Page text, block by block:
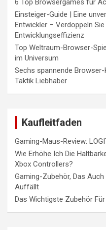
6 Top Browsergames für
Einsteiger-Guide | Eine
Entwickler – Verdoppeln
Entwicklungseffizienz
Top Weltraum-Browser-
im Universum
Sechs spannende
Taktik Liebhaber
Kaufleitfaden
Gaming-Maus-Review:
Wie Erhöhe Ich Die
Xbox Controllers?
Gaming-Zubehör, Das
Auffällt
Das Wichtigste Zubehör